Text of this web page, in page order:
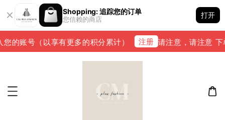
Shopping: 追踪您的订单
您信赖的商店
打开
的账号（以享有更多的积分累计） 注册 请注意，请注意 下